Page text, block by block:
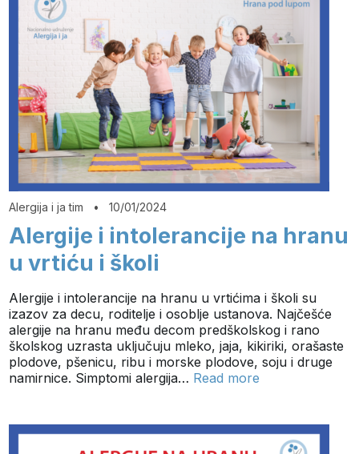
Alergija i ja tim •10/01/2024
Alergije i intolerancije na hranu
u vrtiću i školi
Alergije i intolerancije na hranu u vrtićima i školi su
izazov za decu, roditelje i osoblje ustanova. Najčešće
alergije na hranu među decom predškolskog i rano
školskog uzrasta uključuju mleko, jaja, kikiriki, orašaste
plodove, pšenicu, ribu i morske plodove, soju i druge
namirnice. Simptomi alergija… Read more